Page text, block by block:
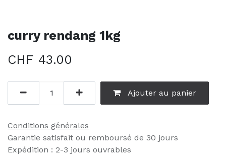
curry rendang 1kg
CHF 43.00
Ajouter au panier
Conditions générales
Garantie satisfait ou remboursé de 30 jours
Expédition : 2-3 jours ouvrables